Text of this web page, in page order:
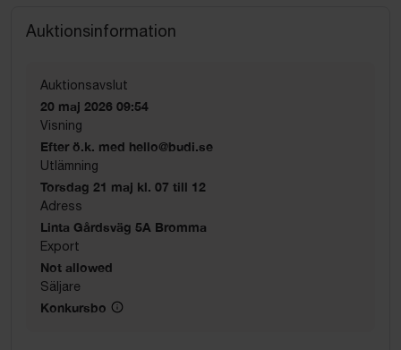
Auktionsinformation
Auktionsavslut
20 maj 2026 09:54
Visning
Efter ö.k. med hello@budi.se
Utlämning
Torsdag 21 maj kl. 07 till 12
Adress
Linta Gårdsväg 5A Bromma
Export
Not allowed
Säljare
Konkursbo